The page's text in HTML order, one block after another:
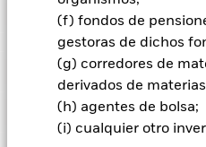
(f) fondos de
gestoras de dichos
(g) corredores de
derivados de
(h) agentes de bolsa;
(i) cualquier otro
Rentabilidad
Gráfico de
Ver gráfico completo
relacionados con la renta
los movimientos diarios del
factores que influyen están los
noticias económicas,
Datos clave
Activos Netos
Características